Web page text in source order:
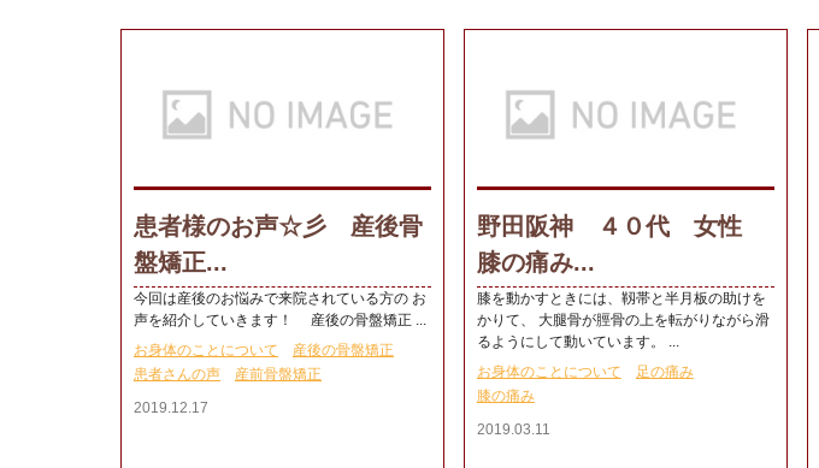
患者様のお声☆彡 産後骨
盤矯正...
今回は産後のお悩みで来院されている方の お
声を紹介していきます！ 産後の骨盤矯正 ...
お身体のことについて
産後の骨盤矯正
患者さんの声
産前骨盤矯正
2019.12.17
野田阪神 ４０代 女性
膝の痛み...
膝を動かすときには、靱帯と半月板の助けを
かりて、 大腿骨が脛骨の上を転がりながら滑
るようにして動いています。 ...
お身体のことについて
足の痛み
膝の痛み
2019.03.11